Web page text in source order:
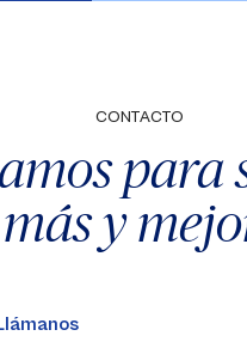
CONTACTO
para
más y